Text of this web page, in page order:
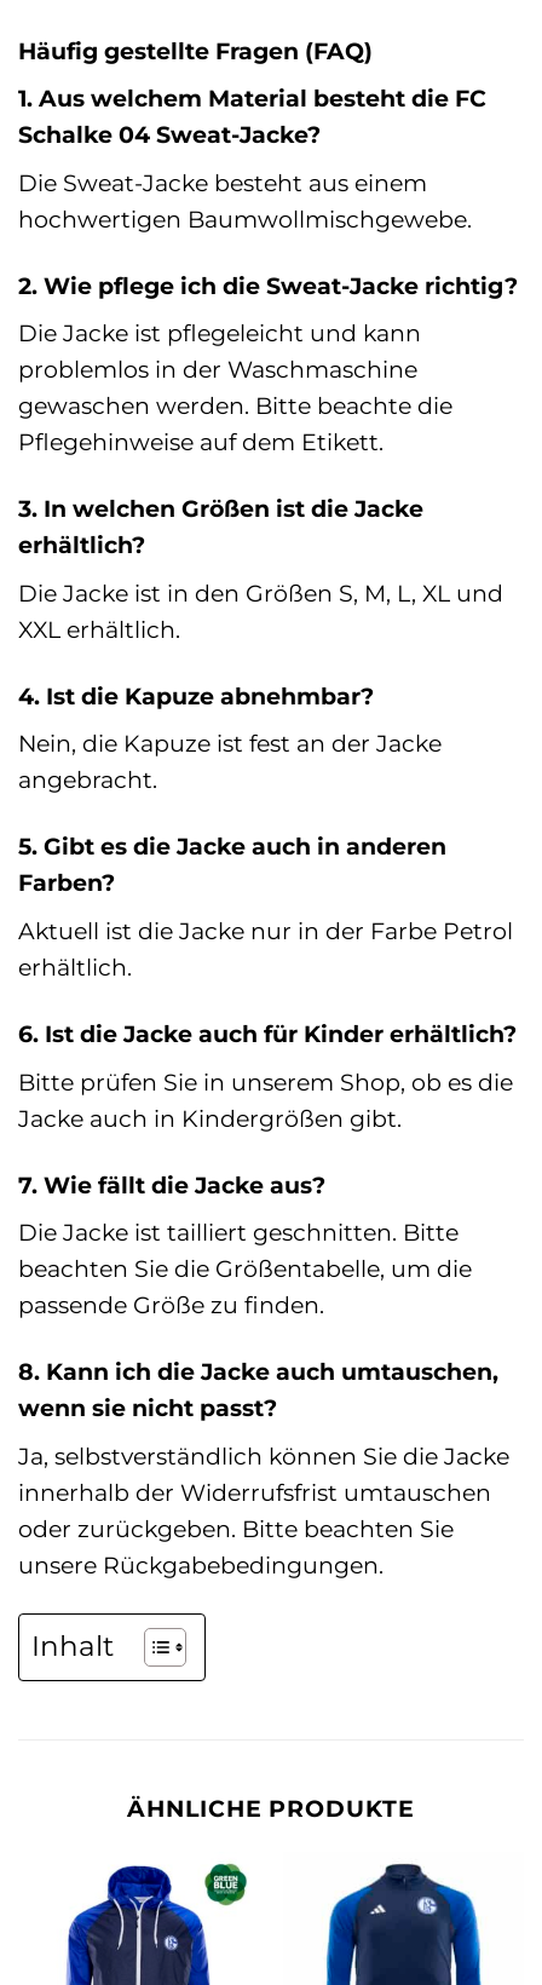
Häufig gestellte Fragen (FAQ)
1. Aus welchem Material besteht die FC
Schalke 04 Sweat-Jacke?
Die Sweat-Jacke besteht aus einem
hochwertigen Baumwollmischgewebe.
2. Wie pflege ich die Sweat-Jacke richtig?
Die Jacke ist pflegeleicht und kann
problemlos in der Waschmaschine
gewaschen werden. Bitte beachte die
Pflegehinweise auf dem Etikett.
3. In welchen Größen ist die Jacke
erhältlich?
Die Jacke ist in den Größen S, M, L, XL und
XXL erhältlich.
4. Ist die Kapuze abnehmbar?
Nein, die Kapuze ist fest an der Jacke
angebracht.
5. Gibt es die Jacke auch in anderen
Farben?
Aktuell ist die Jacke nur in der Farbe Petrol
erhältlich.
6. Ist die Jacke auch für Kinder erhältlich?
Bitte prüfen Sie in unserem Shop, ob es die
Jacke auch in Kindergrößen gibt.
7. Wie fällt die Jacke aus?
Die Jacke ist tailliert geschnitten. Bitte
beachten Sie die Größentabelle, um die
passende Größe zu finden.
8. Kann ich die Jacke auch umtauschen,
wenn sie nicht passt?
Ja, selbstverständlich können Sie die Jacke
innerhalb der Widerrufsfrist umtauschen
oder zurückgeben. Bitte beachten Sie
unsere Rückgabebedingungen.
Inhalt
ÄHNLICHE PRODUKTE